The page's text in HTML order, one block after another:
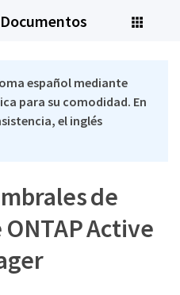
Documentos
español mediante
para su comodidad. En
el inglés
de
Active